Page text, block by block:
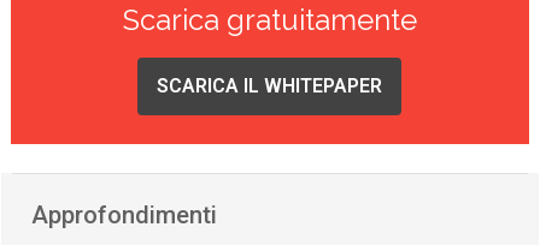
Scarica gratuitamente
SCARICA IL WHITEPAPER
Approfondimenti